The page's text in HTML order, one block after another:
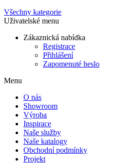
Všechny kategorie
Uživatelské menu
Zákaznická nabídka
Registrace
Přihlášení
Zapomenuté heslo
Menu
O nás
Showroom
Výroba
Inspirace
Naše služby
Naše katalogy
Obchodní podmínky
Projekt